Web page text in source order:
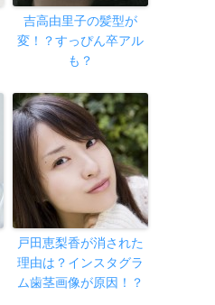
吉高由里子の髪型が
変！？すっぴん卒アル
も？
戸田恵梨香が消された
理由は？インスタグラ
ム歯茎画像が原因！？